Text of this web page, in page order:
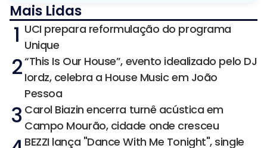
Mais Lidas
1 UCI prepara reformulação do programa
Unique
2“This Is Our House”, evento idealizado pelo DJ
Iordz, celebra a House Music em João
Pessoa
3 Carol Biazin encerra turnê acústica em
Campo Mourão, cidade onde cresceu
BEZZI lança "Dance With Me Tonight", single